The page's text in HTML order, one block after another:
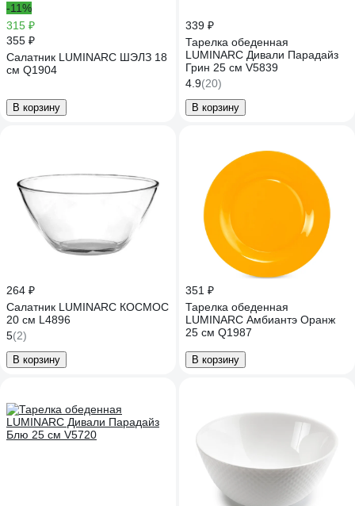
-11%
315 ₽
355 ₽
Салатник LUMINARC ШЭЛЗ 18
см Q1904
В корзину
339 ₽
Тарелка обеденная
LUMINARC Дивали Парадайз
Грин 25 см V5839
4.9(20)
В корзину
264 ₽
Салатник LUMINARC КОСМОС
20 см L4896
5(2)
В корзину
351 ₽
Тарелка обеденная
LUMINARC Амбиантэ Оранж
25 см Q1987
В корзину